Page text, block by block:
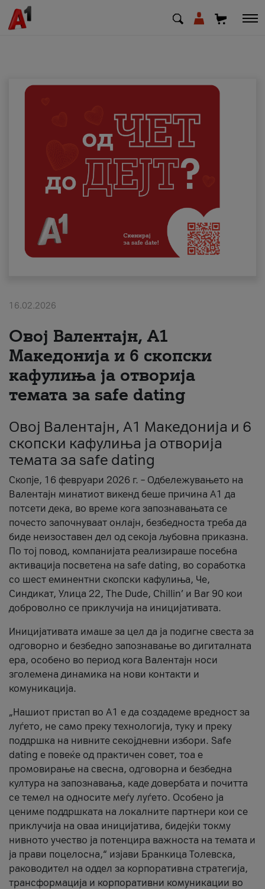
Деловни
Поддршка
Надополни кредит
Плати сметка
#ПодобарОнлајн
16.02.2026
Овој Валентајн, A1
Македонија и 6 скопски
кафулиња ја отворија
темата за safe dating
Овој Валентајн, A1 Македонија и 6
скопски кафулиња ја отворија
темата за safe dating
Скопје, 16 февруари 2026 г. – Одбележувањето на
Валентајн минатиот викенд беше причина А1 да
потсети дека, во време кога запознавањата се
почесто започнуваат онлајн, безбедноста треба да
биде неизоставен дел од секоја љубовна приказна.
По тој повод, компанијата реализираше посебна
активација посветена на safe dating, во соработка
со шест еминентни скопски кафулиња, Че,
Синдикат, Улица 22, The Dude, Chillin’ и Bar 90 кои
доброволно се приклучија на иницијативата.
Иницијативата имаше за цел да ја подигне свеста за
одговорно и безбедно запознавање во дигиталната
ера, особено во период кога Валентајн носи
зголемена динамика на нови контакти и
комуникација.
„Нашиот пристап во А1 е да создадеме вредност за
луѓето, не само преку технологија, туку и преку
поддршка на нивните секојдневни избори. Safe
dating е повеќе од практичен совет, тоа е
промовирање на свесна, одговорна и безбедна
култура на запознавања, каде довербата и почитта
се темел на односите меѓу луѓето. Особено ја
цениме поддршката на локалните партнери кои се
приклучија на оваа иницијатива, бидејќи токму
нивното учество ја потенцира важноста на темата и
ја прави поцелосна,“ изјави Бранкица Толевска,
раководител на оддел за корпоративна стратегија,
трансформација и корпоративни комуникации во